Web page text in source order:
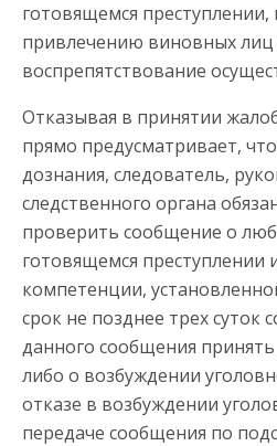
готовящемся преступлении,
привлечению виновных лиц
воспрепятствование
Отказывая в принятии
прямо предусматривает,
дознания, следователь,
следственного органа
проверить сообщение о
готовящемся преступлении
компетенции,
срок не позднее трех суток
данного сообщения
либо о возбуждении
отказе в возбуждении
передаче сообщения по